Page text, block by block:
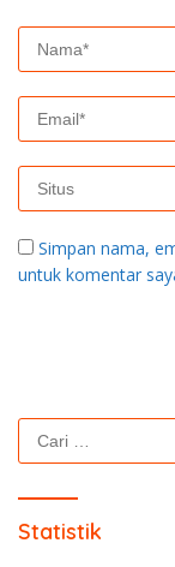
Simpan nama,
untuk komentar
Cari
untuk:
Statistik